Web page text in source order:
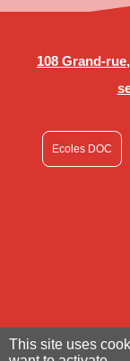
108 Grand-
Ecoles DOC
This site uses